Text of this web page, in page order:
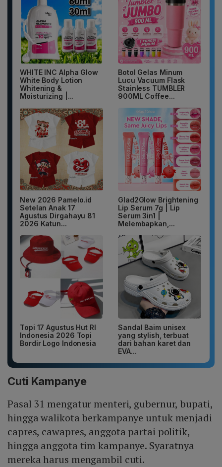
WHITE INC Alpha Glow
White Body Lotion
Whitening &
Moisturizing |...
Botol Gelas Minum
Lucu Vacuum Flask
Stainless TUMBLER
900ML Coffee...
New 2026 Pamelo.id
Setelan Anak 17
Agustus Dirgahayu 81
2026 Katun...
Glad2Glow Brightening
Lip Serum 7g | Lip
Serum 3in1 |
Melembapkan,...
Topi 17 Agustus Hut RI
Indonesia 2026 Topi
Bordir Logo Indonesia
Sandal Baim unisex
yang stylish, terbuat
dari bahan karet dan
EVA...
Cuti Kampanye
Pasal 31 mengatur menteri, gubernur, bupati,
hingga walikota berkampanye untuk menjadi
capres, cawapres, anggota partai politik,
hingga anggota tim kampanye. Syaratnya
mereka harus mengambil cuti.